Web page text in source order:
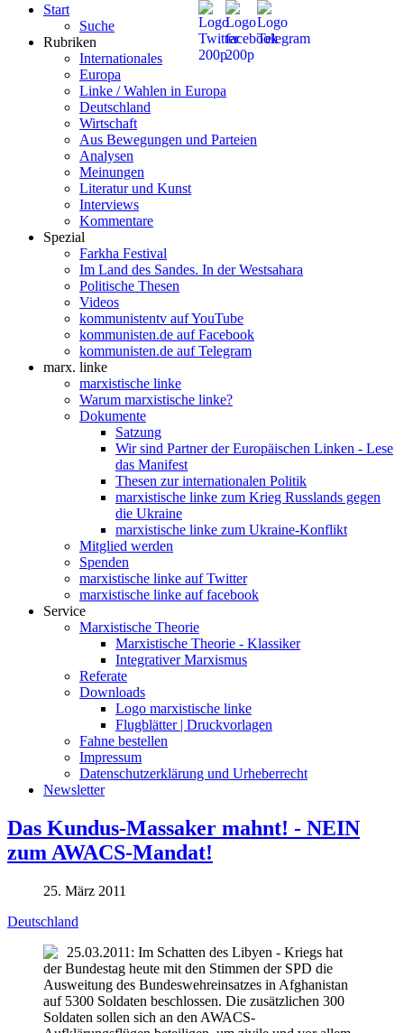
Start
Suche
Rubriken
Internationales
Europa
Linke / Wahlen in Europa
Deutschland
Wirtschaft
Aus Bewegungen und Parteien
Analysen
Meinungen
Literatur und Kunst
Interviews
Kommentare
Spezial
Farkha Festival
Im Land des Sandes. In der Westsahara
Politische Thesen
Videos
kommunistentv auf YouTube
kommunisten.de auf Facebook
kommunisten.de auf Telegram
marx. linke
marxistische linke
Warum marxistische linke?
Dokumente
Satzung
Wir sind Partner der Europäischen Linken - Lese
das Manifest
Thesen zur internationalen Politik
marxistische linke zum Krieg Russlands gegen
die Ukraine
marxistische linke zum Ukraine-Konflikt
Mitglied werden
Spenden
marxistische linke auf Twitter
marxistische linke auf facebook
Service
Marxistische Theorie
Marxistische Theorie - Klassiker
Integrativer Marxismus
Referate
Downloads
Logo marxistische linke
Flugblätter | Druckvorlagen
Fahne bestellen
Impressum
Datenschutzerklärung und Urheberrecht
Newsletter
Das Kundus-Massaker mahnt! - NEIN
zum AWACS-Mandat!
25. März 2011
Deutschland
25.03.2011: Im Schatten des Libyen - Kriegs hat
der Bundestag heute mit den Stimmen der SPD die
Ausweitung des Bundeswehreinsatzes in Afghanistan
auf 5300 Soldaten beschlossen. Die zusätzlichen 300
Soldaten sollen sich an den AWACS-